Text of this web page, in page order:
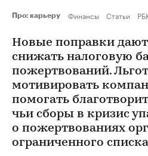
Про: карьеру Финансы Статьи
Новые поправки дают
снижать налоговую
пожертвований.
мотивировать
помогать
чьи сборы в кризис
о пожертвованиях
ограниченного списка